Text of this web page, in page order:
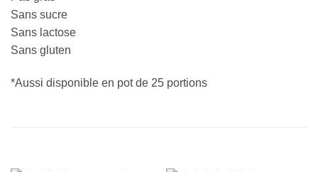
Sans sucre
Sans lactose
Sans gluten
*Aussi disponible en pot de 25 portions